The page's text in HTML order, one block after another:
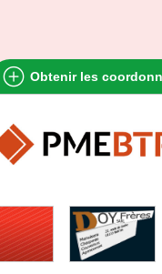
Obtenir les